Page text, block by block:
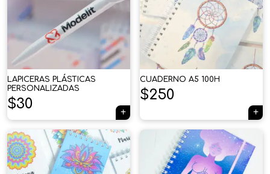
LAPICERAS PLÁSTICAS
PERSONALIZADAS
$30
CUADERNO A5 100H
$250